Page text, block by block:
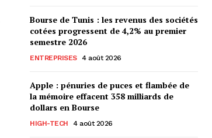
Bourse de Tunis : les revenus des sociétés
cotées progressent de 4,2% au premier
semestre 2026
ENTREPRISES 4 août 2026
Apple : pénuries de puces et flambée de
la mémoire effacent 358 milliards de
dollars en Bourse
HIGH-TECH 4 août 2026